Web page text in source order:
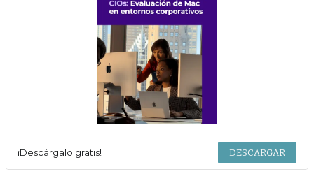
¡Descárgalo gratis! DESCARGAR